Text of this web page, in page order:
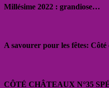
Millésime 2022 : grandiose…
A savourer pour les fêtes: Côté
CÔTÉ CHÂTEAUX N°35